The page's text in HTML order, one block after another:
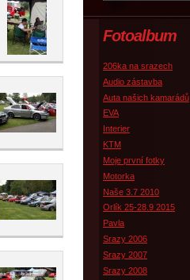
Fotoalbum
206ka na srazech
Audio zástavba
Auta našich kamarádů
EVA
Interier
KTM
Moje první fotky
Motorka
Naše 3.7 2010
Orlík 25-28.9 2015
Pavla
Srazy 2006
Srazy 2007
Srazy 2008